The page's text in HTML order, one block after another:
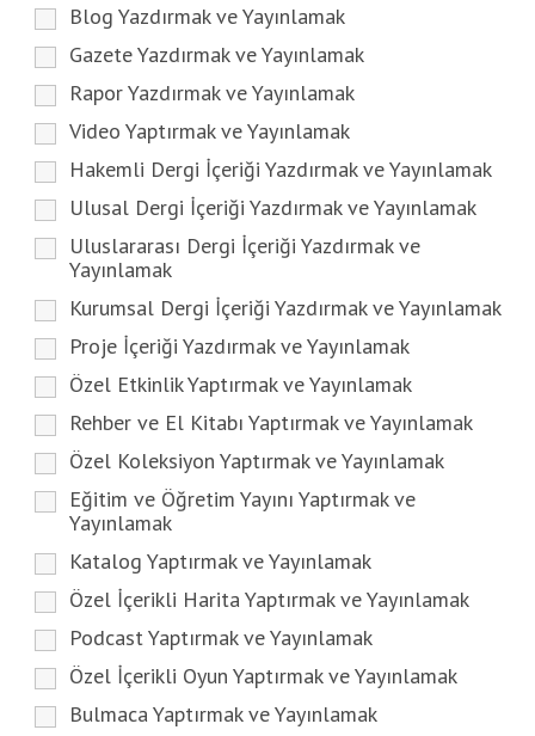
Blog Yazdırmak ve Yayınlamak
Gazete Yazdırmak ve Yayınlamak
Rapor Yazdırmak ve Yayınlamak
Video Yaptırmak ve Yayınlamak
Hakemli Dergi İçeriği Yazdırmak ve Yayınlamak
Ulusal Dergi İçeriği Yazdırmak ve Yayınlamak
Uluslararası Dergi İçeriği Yazdırmak ve
Yayınlamak
Kurumsal Dergi İçeriği Yazdırmak ve Yayınlamak
Proje İçeriği Yazdırmak ve Yayınlamak
Özel Etkinlik Yaptırmak ve Yayınlamak
Rehber ve El Kitabı Yaptırmak ve Yayınlamak
Özel Koleksiyon Yaptırmak ve Yayınlamak
Eğitim ve Öğretim Yayını Yaptırmak ve
Yayınlamak
Katalog Yaptırmak ve Yayınlamak
Özel İçerikli Harita Yaptırmak ve Yayınlamak
Podcast Yaptırmak ve Yayınlamak
Özel İçerikli Oyun Yaptırmak ve Yayınlamak
Bulmaca Yaptırmak ve Yayınlamak